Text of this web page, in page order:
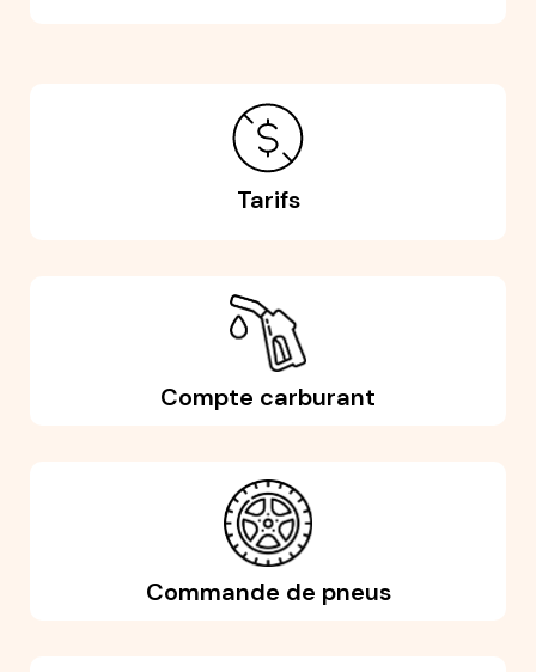
Tarifs
Compte carburant
Commande de pneus